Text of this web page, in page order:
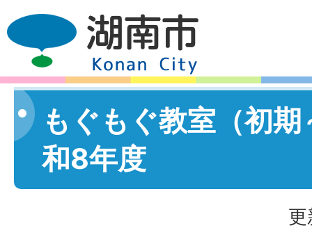
もぐもぐ教室（初
和8年度